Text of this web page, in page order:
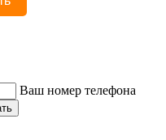
Ваш номер телефона